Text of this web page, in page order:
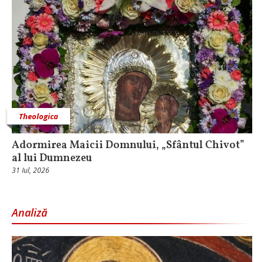
Theologica
Adormirea Maicii Domnului, „Sfântul Chivot”
al lui Dumnezeu
31 Iul, 2026
Analiză